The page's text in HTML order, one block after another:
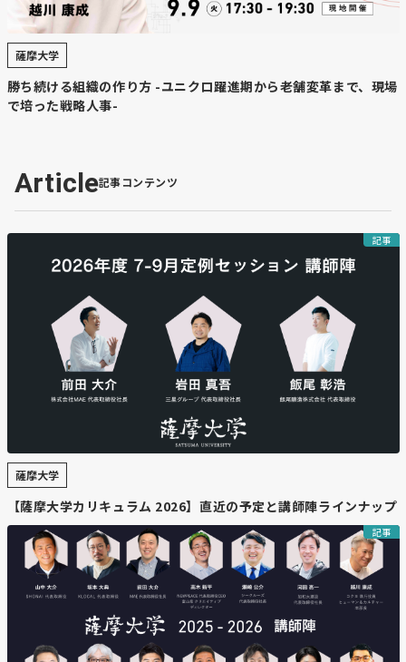
薩摩大学
勝ち続ける組織の作り方 -ユニクロ躍進期から老舗変革まで、現場
で培った戦略人事-
Article記事コンテンツ
記事
薩摩大学
【薩摩大学カリキュラム 2026】直近の予定と講師陣ラインナップ
記事